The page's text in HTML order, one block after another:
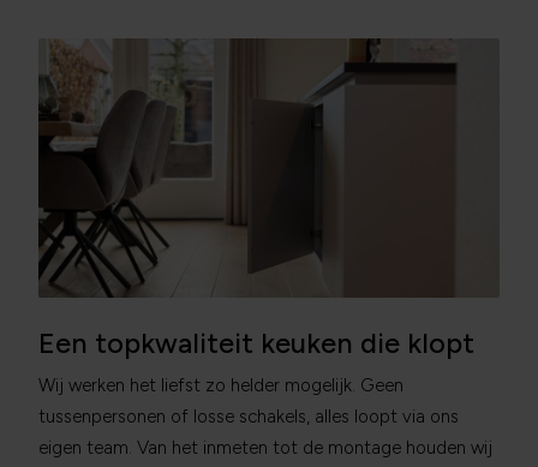
Een topkwaliteit keuken die klopt
Wij werken het liefst zo helder mogelijk. Geen
tussenpersonen of losse schakels, alles loopt via ons
eigen team. Van het inmeten tot de montage houden wij